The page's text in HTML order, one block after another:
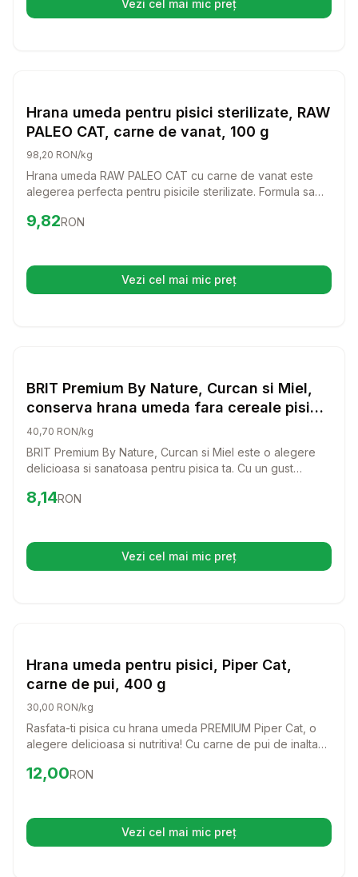
Vezi cel mai mic preț(se deschide într-o filă nouă)
Hrana Umeda Pisici
Hrana umeda pentru pisici sterilizate, RAW
PALEO CAT, carne de vanat, 100 g
98,20 RON/kg
Hrana umeda RAW PALEO CAT cu carne de vanat este
alegerea perfecta pentru pisicile sterilizate. Formula sa
viata sanatoasa, fara cereale si conservanti.
Preț:9.82
9,82RON
Vezi cel mai mic preț(se deschide într-o filă nouă)
Hrana Umeda Pisici
BRIT Premium By Nature, Curcan si Miel,
conserva hrana umeda fara cereale pisici,
(pate), 200g
40,70 RON/kg
BRIT Premium By Nature, Curcan si Miel este o alegere
delicioasa si sanatoasa pentru pisica ta. Cu un gust
conserva umeda fara cereale va oferi pisicii tale o masa
Preț:8.14
8,14RON
Vezi cel mai mic preț(se deschide într-o filă nouă)
Hrana Umeda Pisici
Hrana umeda pentru pisici, Piper Cat,
carne de pui, 400 g
30,00 RON/kg
Rasfata-ti pisica cu hrana umeda PREMIUM Piper Cat, o
alegere delicioasa si nutritiva! Cu carne de pui de inalta
pentru a fi sanatoasa si fericita.
Preț:12.00
12,00RON
Vezi cel mai mic preț(se deschide într-o filă nouă)